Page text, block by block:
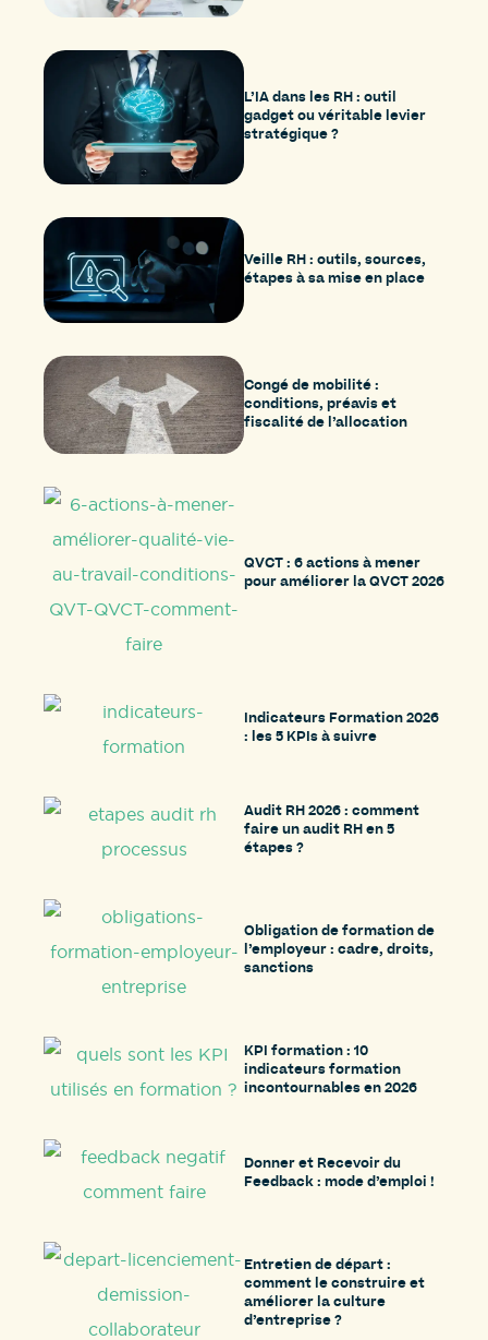
L’IA dans les RH : outil
gadget ou véritable levier
stratégique ?
Veille RH : outils, sources,
étapes à sa mise en place
Congé de mobilité :
conditions, préavis et
fiscalité de l’allocation
QVCT : 6 actions à mener
pour améliorer la QVCT 2026
Indicateurs Formation 2026
: les 5 KPIs à suivre
Audit RH 2026 : comment
faire un audit RH en 5
étapes ?
Obligation de formation de
l’employeur : cadre, droits,
sanctions
KPI formation : 10
indicateurs formation
incontournables en 2026
Donner et Recevoir du
Feedback : mode d’emploi !
Entretien de départ :
comment le construire et
améliorer la culture
d’entreprise ?